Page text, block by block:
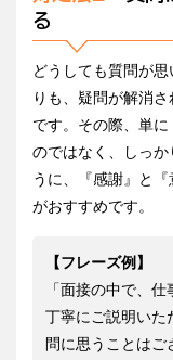
る
どうしても質問が
りも、疑問が解消
です。その際、単
のではなく、しっ
うに、『感謝』と
がおすすめです。
【フレーズ例】
「面接の中で、
丁寧にご説明いた
問に思うことは